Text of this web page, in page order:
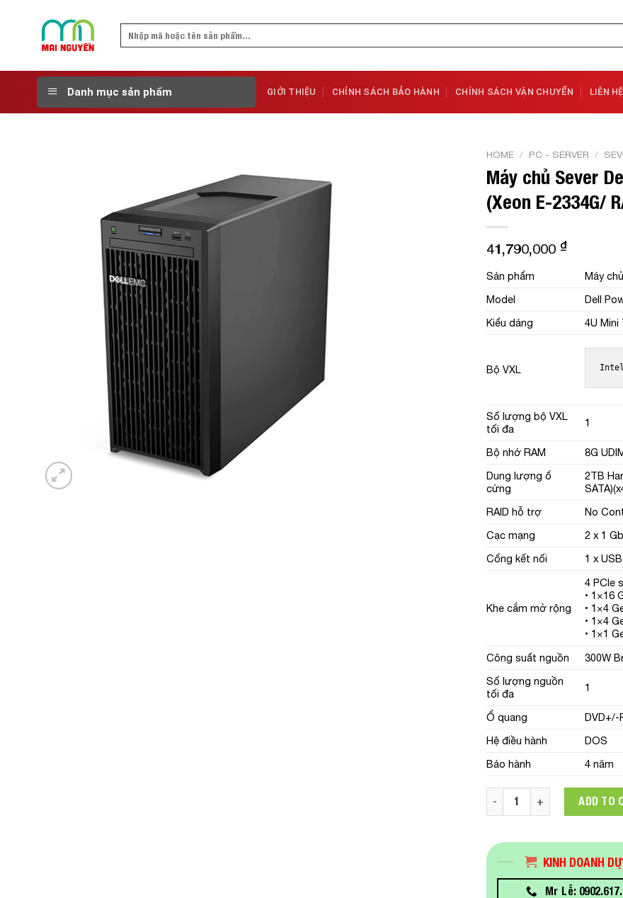
Search
Danh mục sản phẩm GIỚI THIỆU CHÍNH SÁCH BẢO HÀNH CHÍNH SÁCH VẬN CHUYỂN LIÊN HỆ
HOME / PC - SERVER /
Máy chủ Sever
(Xeon E-2334G/
41,790,000 ₫
Sản phẩm
Máy chủ
Model
Dell
Kiểu dáng
4U Mini
Bộ VXL
Số lượng bộ VXL
tối đa
1
Bộ nhớ RAM
8G
Dung lượng ổ
cứng
2TB
RAID hỗ trợ
No
Cạc mạng
2 x 1
Cổng kết nối
1 x
Khe cắm mở rộng
4 PCIe
• 1×16
• 1×4
• 1×4
• 1×1
Công suất nguồn
300W
Số lượng nguồn
tối đa
1
Ổ quang
DVD+/-
Hệ điều hành
DOS
Bảo hành
4 năm
Máy chủ Sever DellADD TO
KINH DOANH
Mr Lễ: